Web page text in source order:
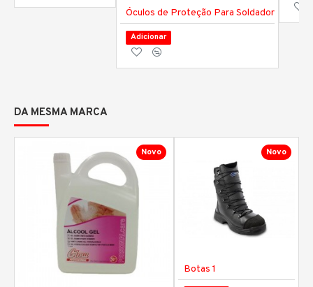
Óculos de Proteção Para Soldador
Adicionar
DA MESMA MARCA
Novo Novo
Botas 1